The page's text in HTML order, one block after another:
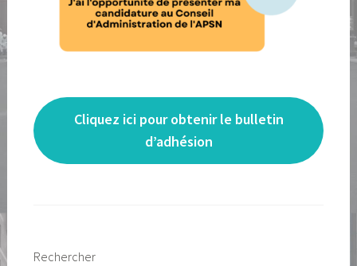
Cliquez ici pour obtenir le bulletin
d’adhésion
Rechercher